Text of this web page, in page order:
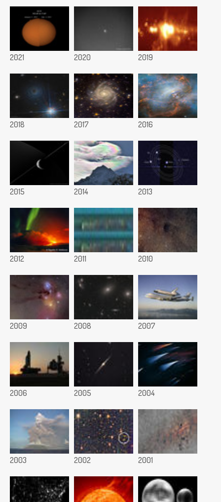
2021 2020 2019
2018 2017 2016
2015 2014 2013
2012 2011 2010
2009 2008 2007
2006 2005 2004
2003 2002 2001